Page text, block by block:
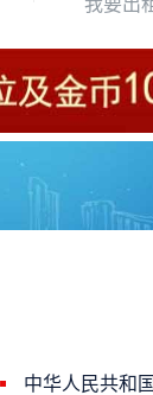
我要出
中华人民共和